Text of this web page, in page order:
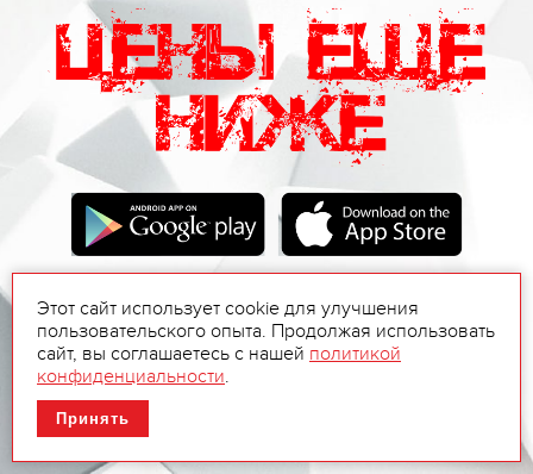
Этот сайт использует cookie для улучшения
пользовательского опыта. Продолжая использовать
сайт, вы соглашаетесь с нашей политикой
конфиденциальности.
Принять